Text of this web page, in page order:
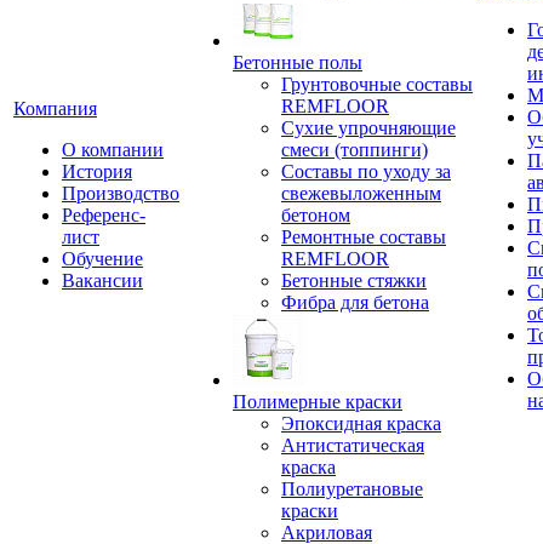
Компания
О компании
История
Производство
Референс-
лист
Обучение
Вакансии
Бетонные полы
Грунтовочные составы
REMFLOOR
Сухие упрочняющие
смеси (топпинги)
Составы по уходу за
свежевыложенным
бетоном
Ремонтные составы
REMFLOOR
Бетонные стяжки
Фибра для бетона
Полимерные краски
Эпоксидная краска
Антистатическая
краска
Полиуретановые
краски
Акриловая